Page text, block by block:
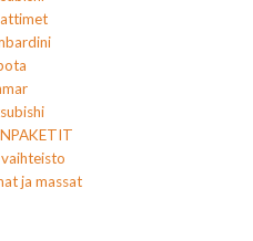
ja massat